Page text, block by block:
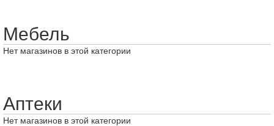
Мебель
Нет магазинов в этой категории
Аптеки
Нет магазинов в этой категории